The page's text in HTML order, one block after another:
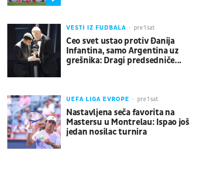
VESTI IZ FUDBALA pre 1 sat
Ceo svet ustao protiv Đanija
Infantina, samo Argentina uz
grešnika: Dragi predsedniče...
UEFA LIGA EVROPE pre 1 sat
Nastavljena seča favorita na
Mastersu u Montrelau: Ispao još
jedan nosilac turnira